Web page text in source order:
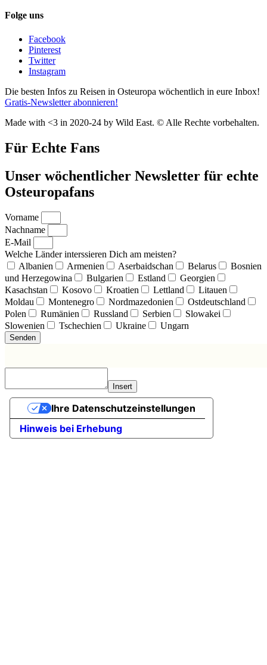
Folge uns
Facebook
Pinterest
Twitter
Instagram
Die besten Infos zu Reisen in Osteuropa wöchentlich in eure Inbox!
Gratis-Newsletter abonnieren!
Made with <3 in 2020-24 by Wild East. © Alle Rechte vorbehalten.
Für Echte Fans
Unser wöchentlicher Newsletter für echte
Osteuropafans
Vorname
Nachname
E-Mail
Welche Länder interssieren Dich am meisten?
Albanien
Armenien Aserbaidschan Belarus
Bosnien
und Herzegowina
Bulgarien Estland
Georgien
Kasachstan
Kosovo Kroatien Lettland
Litauen
Moldau
Montenegro Nordmazedonien
Ostdeutschland
Polen
Rumänien Russland Serbien
Slowakei
Slowenien
Tschechien Ukraine Ungarn
Senden
Insert
Hinweis bei Erhebung
Ihre Datenschutzeinstellungen